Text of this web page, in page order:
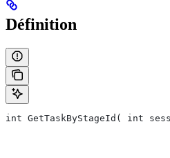
Définition
int GetTaskByStageId( int